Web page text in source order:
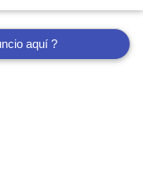
aquí ?